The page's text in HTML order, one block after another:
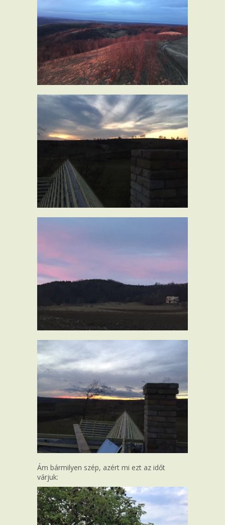
Ám bármilyen szép, azért mi ezt az időt
várjuk: